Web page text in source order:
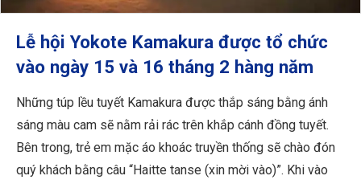
Lễ hội Yokote Kamakura được tổ chức
vào ngày 15 và 16 tháng 2 hàng năm
Những túp lều tuyết Kamakura được thắp sáng bằng ánh
sáng màu cam sẽ nằm rải rác trên khắp cánh đồng tuyết.
Bên trong, trẻ em mặc áo khoác truyền thống sẽ chào đón
quý khách bằng câu “Haitte tanse (xin mời vào)”. Khi vào